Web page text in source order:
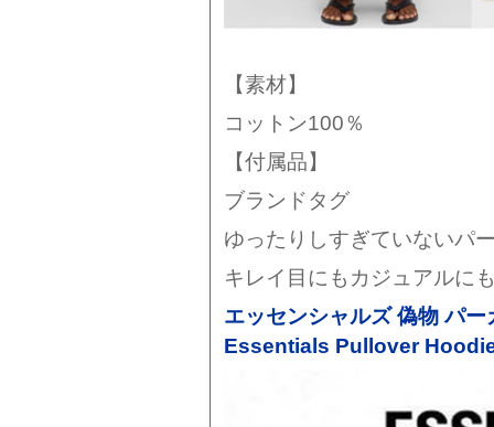
【素材】
コットン100％
【付属品】
ブランドタグ
ゆったりしすぎていないパ
キレイ目にもカジュアルに
エッセンシャルズ 偽物 パ
Essentials Pullover